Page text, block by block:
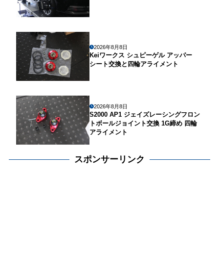
2026年8月8日
Keiワークス シュピーゲル アッパー
シート交換と四輪アライメント
2026年8月8日
S2000 AP1 ジェイズレーシングフロン
トボールジョイント交換 1G締め 四輪
アライメント
スポンサーリンク